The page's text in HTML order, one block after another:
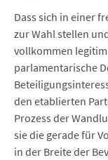
Dass sich in einer
zur Wahl stellen
vollkommen
parlamentarische
den etablierten
Prozess der
sie die gerade für
in der Breite der